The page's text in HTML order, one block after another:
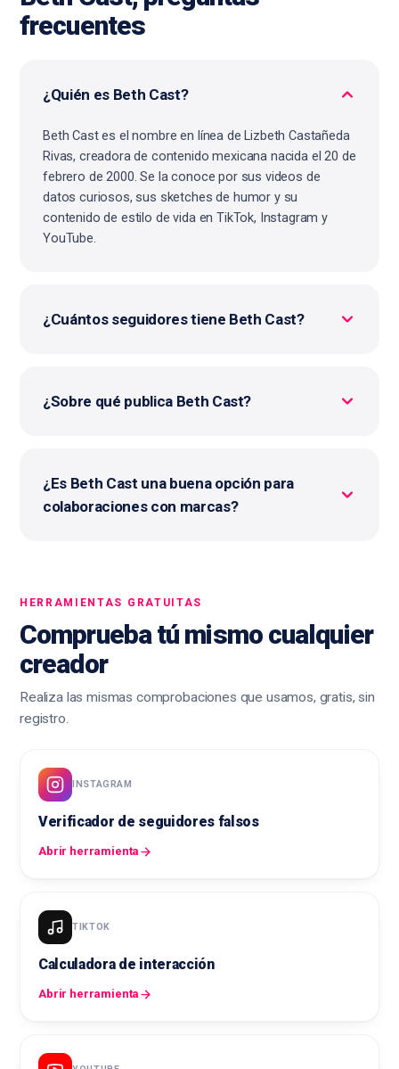
frecuentes
¿Quién es Beth Cast?
Beth Cast es el nombre en línea de Lizbeth Castañeda
Rivas, creadora de contenido mexicana nacida el 20 de
febrero de 2000. Se la conoce por sus videos de
datos curiosos, sus sketches de humor y su
contenido de estilo de vida en TikTok, Instagram y
YouTube.
¿Cuántos seguidores tiene Beth Cast?
¿Sobre qué publica Beth Cast?
¿Es Beth Cast una buena opción para
colaboraciones con marcas?
HERRAMIENTAS GRATUITAS
Comprueba tú mismo cualquier
creador
Realiza las mismas comprobaciones que usamos, gratis, sin
registro.
INSTAGRAM
Verificador de seguidores falsos
Abrir herramienta
TIKTOK
Calculadora de interacción
Abrir herramienta